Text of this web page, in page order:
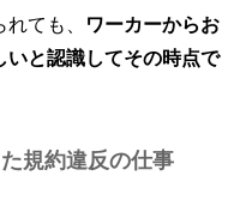
ても、
ワーカーからお
いと認識してその時点で
規約違反の仕事